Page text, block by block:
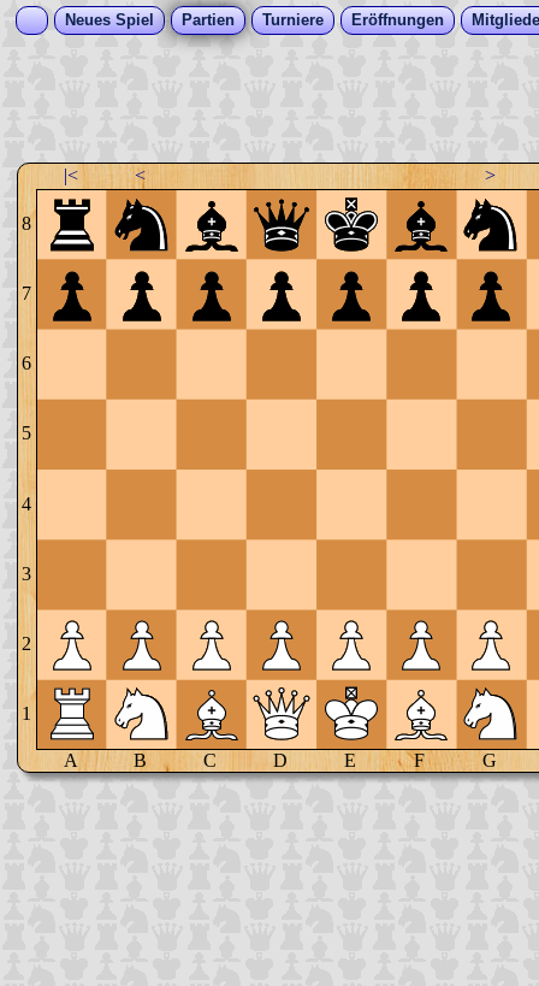
Neues Spiel Partien Turniere Eröffnungen
|< < >
8
7
6
5
4
3
2
1
A B C D E F G